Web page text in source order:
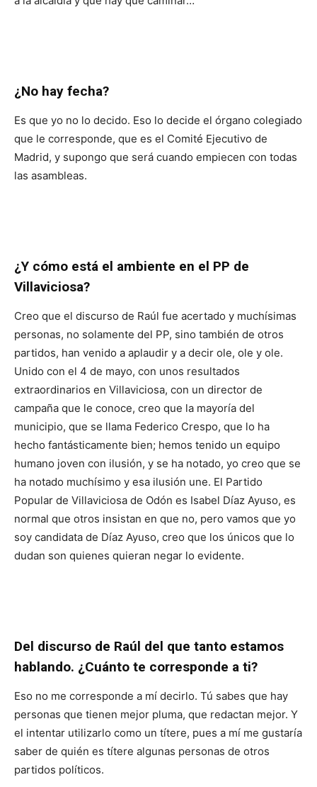
¿No hay fecha?
Es que yo no lo decido. Eso lo decide el órgano colegiado
que le corresponde, que es el Comité Ejecutivo de
Madrid, y supongo que será cuando empiecen con todas
las asambleas.
¿Y cómo está el ambiente en el PP de
Villaviciosa?
Creo que el discurso de Raúl fue acertado y muchísimas
personas, no solamente del PP, sino también de otros
partidos, han venido a aplaudir y a decir ole, ole y ole.
Unido con el 4 de mayo, con unos resultados
extraordinarios en Villaviciosa, con un director de
campaña que le conoce, creo que la mayoría del
municipio, que se llama Federico Crespo, que lo ha
hecho fantásticamente bien; hemos tenido un equipo
humano joven con ilusión, y se ha notado, yo creo que se
ha notado muchísimo y esa ilusión une. El Partido
Popular de Villaviciosa de Odón es Isabel Díaz Ayuso, es
normal que otros insistan en que no, pero vamos que yo
soy candidata de Díaz Ayuso, creo que los únicos que lo
dudan son quienes quieran negar lo evidente.
Del discurso de Raúl del que tanto estamos
hablando. ¿Cuánto te corresponde a ti?
Eso no me corresponde a mí decirlo. Tú sabes que hay
personas que tienen mejor pluma, que redactan mejor. Y
el intentar utilizarlo como un títere, pues a mí me gustaría
saber de quién es títere algunas personas de otros
partidos políticos.